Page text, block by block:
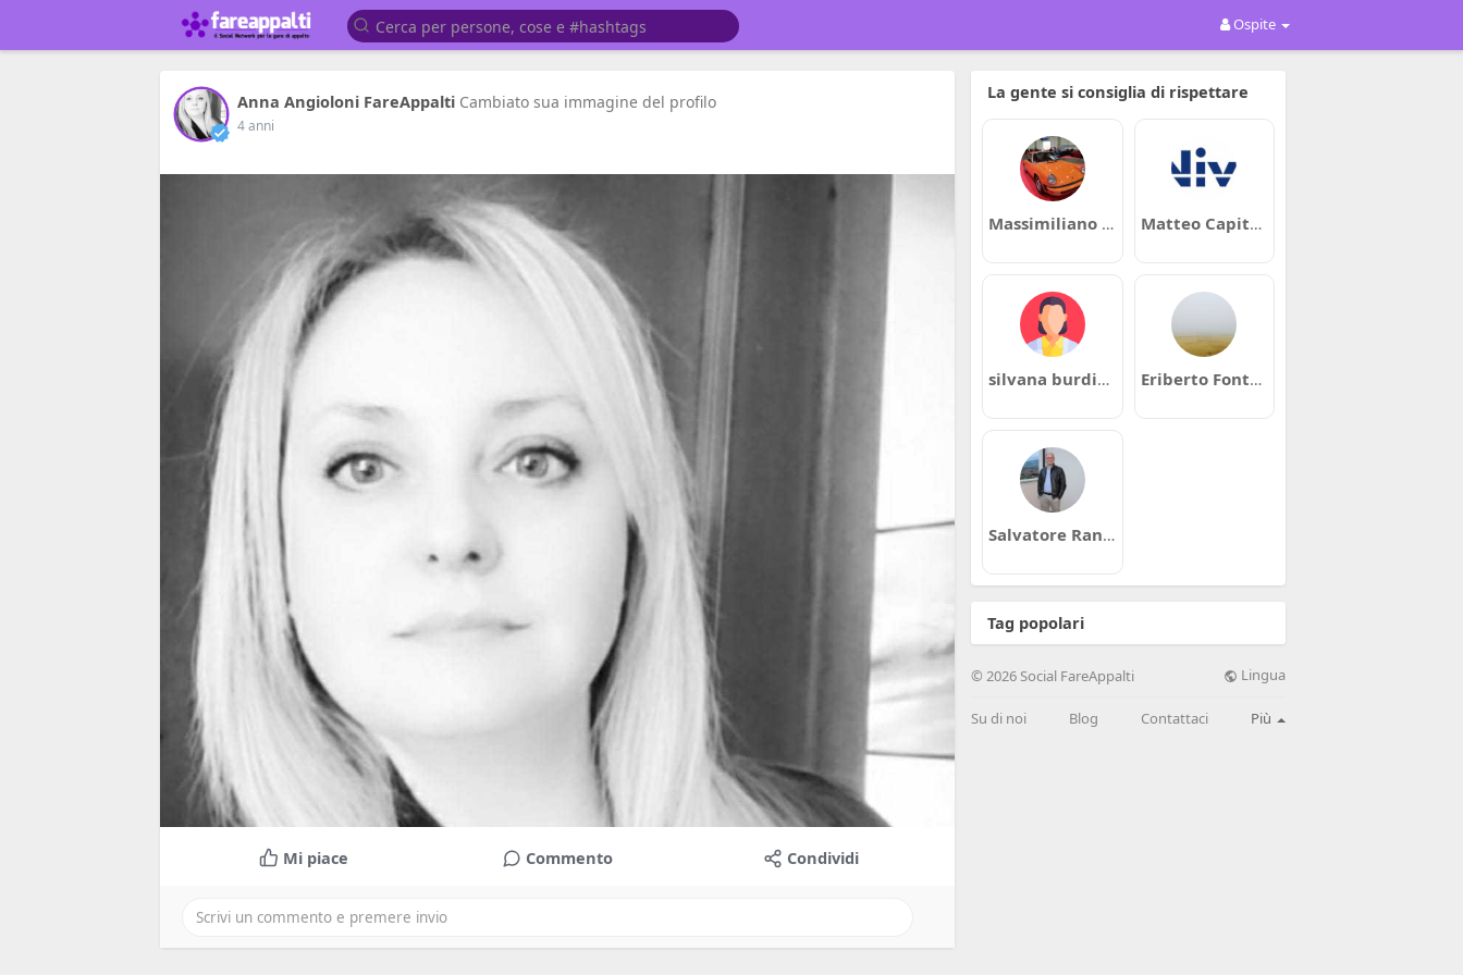
Ospite
Anna Angioloni FareAppalti Cambiato sua immagine del profilo
4 anni
Mi piace Commento Condividi
La gente si consiglia di rispettare
Massimiliano Bruno Matteo Capitani
silvana burdisso Eriberto Fontana
Salvatore Randelli
Tag popolari
© 2026 Social FareAppalti Lingua
Su di noi Blog Contattaci Più